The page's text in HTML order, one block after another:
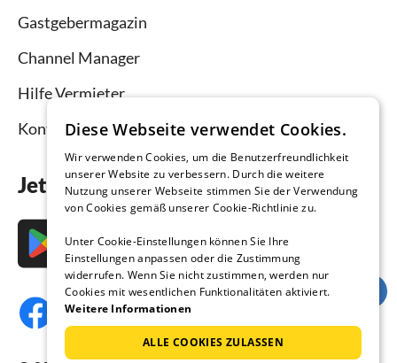
Gastgebermagazin
Channel Manager
Hilfe Vermieter
Kontakt
Jetzt die App downloaden
Diese Webseite verwendet Cookies.
Wir verwenden Cookies, um die Benutzerfreundlichkeit
unserer Website zu verbessern. Durch die weitere
Nutzung unserer Webseite stimmen Sie der Verwendung
von Cookies gemäß unserer Cookie-Richtlinie zu.
Unter Cookie-Einstellungen können Sie Ihre
Einstellungen anpassen oder die Zustimmung
widerrufen. Wenn Sie nicht zustimmen, werden nur
Cookies mit wesentlichen Funktionalitäten aktiviert.
Weitere Informationen
ALLE COOKIES ZULASSEN